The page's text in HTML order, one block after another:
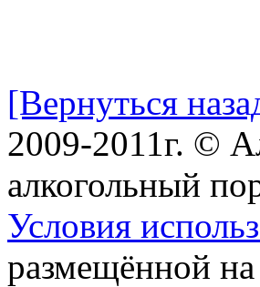
[Вернуться
2009-2011г. ©
алкогольный
Условия
размещённой